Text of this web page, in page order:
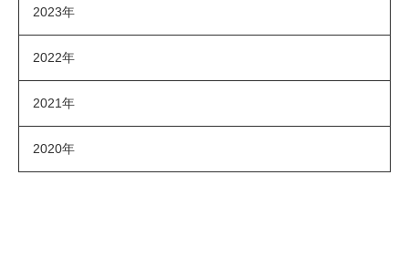
2023年
2022年
2021年
2020年